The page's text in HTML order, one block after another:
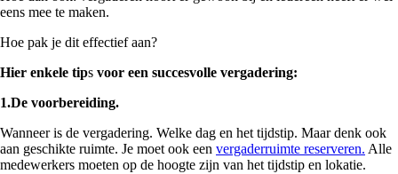
eens mee te maken.
Hoe pak je dit effectief aan?
Hier enkele tips voor een succesvolle vergadering:
1.De voorbereiding.
Wanneer is de vergadering. Welke dag en het tijdstip. Maar denk ook
aan geschikte ruimte. Je moet ook een vergaderruimte reserveren. Alle
medewerkers moeten op de hoogte zijn van het tijdstip en lokatie.